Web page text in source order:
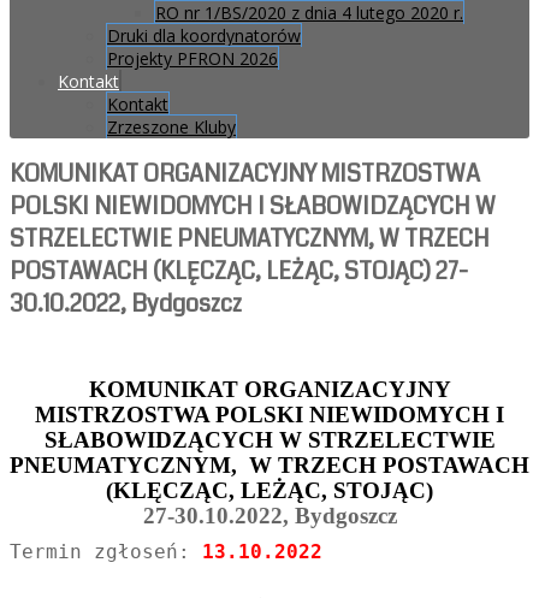
RO nr 1/BS/2020 z dnia 4 lutego 2020 r.
Druki dla koordynatorów
Projekty PFRON 2026
Kontakt
Kontakt
Zrzeszone Kluby
KOMUNIKAT ORGANIZACYJNY MISTRZOSTWA
POLSKI NIEWIDOMYCH I SŁABOWIDZĄCYCH W
STRZELECTWIE PNEUMATYCZNYM, W TRZECH
POSTAWACH (KLĘCZĄC, LEŻĄC, STOJĄC) 27-
30.10.2022, Bydgoszcz
KOMUNIKAT ORGANIZACYJNY
MISTRZOSTWA POLSKI NIEWIDOMYCH I
SŁABOWIDZĄCYCH W STRZELECTWIE
PNEUMATYCZNYM, W TRZECH POSTAWACH
(KLĘCZĄC, LEŻĄC, STOJĄC)
27-30.10.2022, Bydgoszcz
Termin zgłoseń: 13.10.2022